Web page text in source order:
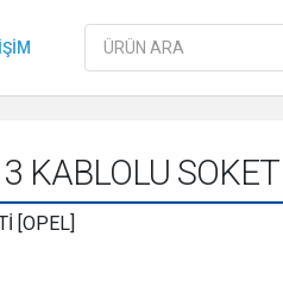
Products
search
3 KABLOLU SOKET
[OPEL]